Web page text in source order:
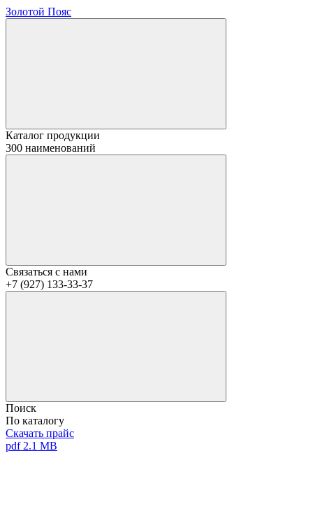
Золотой Пояс
Каталог продукции
300 наименований
Связаться с нами
+7 (927) 133-33-37
Поиск
По каталогу
Скачать прайс
pdf 2.1 MB